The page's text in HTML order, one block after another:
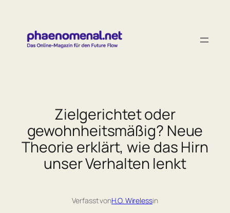
springen
Zielgerichtet oder
gewohnheitsmäßig? Neue
Theorie erklärt, wie das Hirn
unser Verhalten lenkt
Verfasst vonH.O. Wirelessin